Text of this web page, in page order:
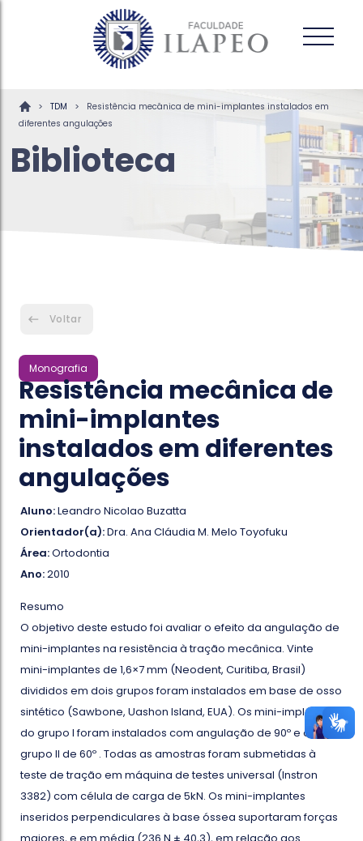
> TDM >
Resistência mecânica de mini-implantes instalados em
diferentes angulações
Biblioteca
Voltar
Monografia
Resistência mecânica de
mini-implantes
instalados em diferentes
angulações
Aluno:Leandro Nicolao Buzatta
Orientador(a):Dra. Ana Cláudia M. Melo Toyofuku
Área:Ortodontia
Ano:2010
Resumo
O objetivo deste estudo foi avaliar o efeito da angulação de
mini-implantes na resistência à tração mecânica. Vinte
mini-implantes de 1,6×7 mm (Neodent, Curitiba, Brasil)
divididos em dois grupos foram instalados em base de osso
sintético (Sawbone, Uashon Island, EUA). Os mini-implantes
do grupo I foram instalados com angulação de 90º e os do
grupo II de 60º . Todas as amostras foram submetidas à
teste de tração em máquina de testes universal (Instron
3382) com célula de carga de 5kN. Os mini-implantes
inseridos perpendiculares à base óssea suportaram forças